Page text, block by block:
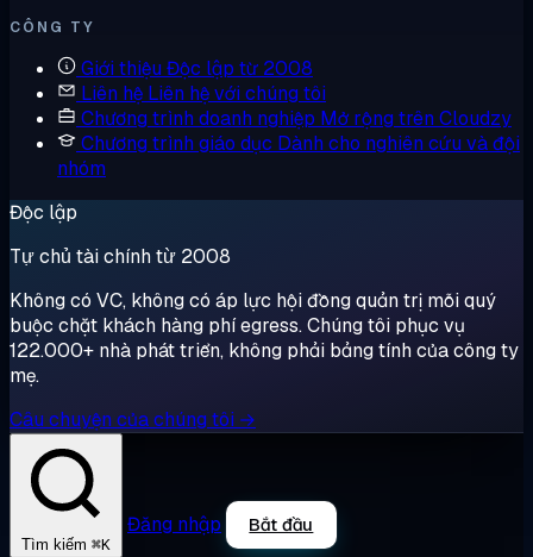
CÔNG TY
Giới thiệu Độc lập từ 2008
Liên hệ Liên hệ với chúng tôi
Chương trình doanh nghiệp Mở rộng trên Cloudzy
Chương trình giáo dục Dành cho nghiên cứu và đội
nhóm
Độc lập
Tự chủ tài chính từ 2008
Không có VC, không có áp lực hội đồng quản trị mỗi quý
buộc chặt khách hàng phí egress. Chúng tôi phục vụ
122.000+ nhà phát triển, không phải bảng tính của công ty
mẹ.
Câu chuyện của chúng tôi →
Tìm kiếm ⌘K
Đăng nhập Bắt đầu